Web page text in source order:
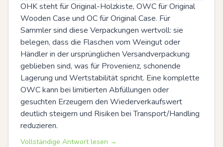
OHK steht für Original-Holzkiste, OWC für Original
Wooden Case und OC für Original Case. Für
Sammler sind diese Verpackungen wertvoll: sie
belegen, dass die Flaschen vom Weingut oder
Händler in der ursprünglichen Versandverpackung
geblieben sind, was für Provenienz, schonende
Lagerung und Wertstabilität spricht. Eine komplette
OWC kann bei limitierten Abfüllungen oder
gesuchten Erzeugern den Wiederverkaufswert
deutlich steigern und Risiken bei Transport/Handling
reduzieren.
Vollständige Antwort lesen →